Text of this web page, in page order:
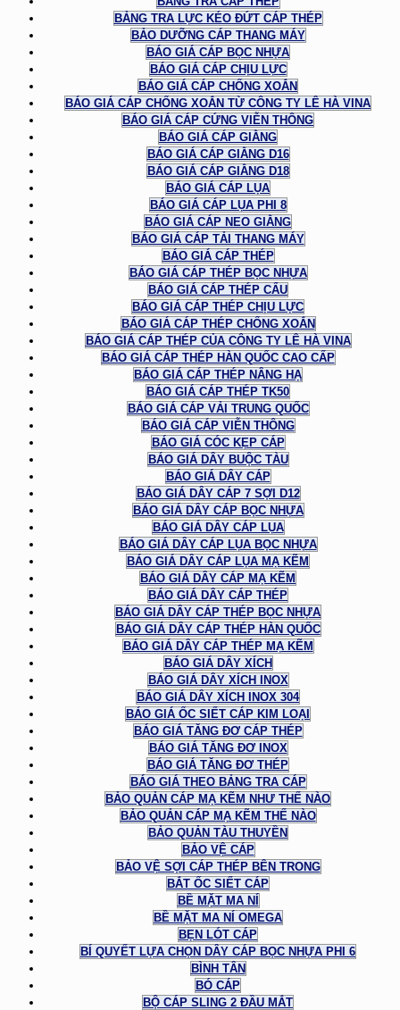
BẢNG TRA LỰC KÉO ĐỨT CÁP THÉP
BẢO DƯỠNG CÁP THANG MÁY
BÁO GIÁ CÁP BỌC NHỰA
BÁO GIÁ CÁP CHỊU LỰC
BÁO GIÁ CÁP CHỐNG XOẮN
BÁO GIÁ CÁP CHỐNG XOẮN TỪ CÔNG TY LÊ HÀ VINA
BÁO GIÁ CÁP CỨNG VIỄN THÔNG
BÁO GIÁ CÁP GIẰNG
BÁO GIÁ CÁP GIẰNG D16
BÁO GIÁ CÁP GIẰNG D18
BÁO GIÁ CÁP LỤA
BÁO GIÁ CÁP LỤA PHI 8
BÁO GIÁ CÁP NEO GIẰNG
BÁO GIÁ CÁP TẢI THANG MÁY
BÁO GIÁ CÁP THÉP
BÁO GIÁ CÁP THÉP BỌC NHỰA
BÁO GIÁ CÁP THÉP CẨU
BÁO GIÁ CÁP THÉP CHỊU LỰC
BÁO GIÁ CÁP THÉP CHỐNG XOẮN
BÁO GIÁ CÁP THÉP CỦA CÔNG TY LÊ HÀ VINA
BÁO GIÁ CÁP THÉP HÀN QUỐC CAO CẤP
BÁO GIÁ CÁP THÉP NÂNG HẠ
BÁO GIÁ CÁP THÉP TK50
BÁO GIÁ CÁP VẢI TRUNG QUỐC
BÁO GIÁ CÁP VIỄN THÔNG
BÁO GIÁ CÓC KẸP CÁP
BÁO GIÁ DÂY BUỘC TÀU
BÁO GIÁ DÂY CÁP
BÁO GIÁ DÂY CÁP 7 SỢI D12
BÁO GIÁ DÂY CÁP BỌC NHỰA
BÁO GIÁ DÂY CÁP LỤA
BÁO GIÁ DÂY CÁP LỤA BỌC NHỰA
BÁO GIÁ DÂY CÁP LỤA MẠ KẼM
BÁO GIÁ DÂY CÁP MẠ KẼM
BÁO GIÁ DÂY CÁP THÉP
BÁO GIÁ DÂY CÁP THÉP BỌC NHỰA
BÁO GIÁ DÂY CÁP THÉP HÀN QUỐC
BÁO GIÁ DÂY CÁP THÉP MẠ KẼM
BÁO GIÁ DÂY XÍCH
BÁO GIÁ DÂY XÍCH INOX
BÁO GIÁ DÂY XÍCH INOX 304
BÁO GIÁ ỐC SIẾT CÁP KIM LOẠI
BÁO GIÁ TĂNG ĐƠ CÁP THÉP
BÁO GIÁ TĂNG ĐƠ INOX
BÁO GIÁ TĂNG ĐƠ THÉP
BÁO GIÁ THEO BẢNG TRA CÁP
BẢO QUẢN CÁP MẠ KẼM NHƯ THẾ NÀO
BẢO QUẢN CÁP MẠ KẼM THẾ NÀO
BẢO QUẢN TÀU THUYỀN
BẢO VỆ CÁP
BẢO VỆ SỢI CÁP THÉP BÊN TRONG
BẮT ỐC SIẾT CÁP
BỀ MẶT MA NÍ
BỀ MẶT MA NÍ OMEGA
BẸN LÓT CÁP
BÍ QUYẾT LỰA CHỌN DÂY CÁP BỌC NHỰA PHI 6
BÌNH TÂN
BÓ CÁP
BỘ CÁP SLING 2 ĐẦU MẮT